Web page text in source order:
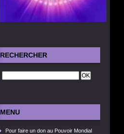
RECHERCHER
MENU
Pour faire un don au Pouvoir Mondial